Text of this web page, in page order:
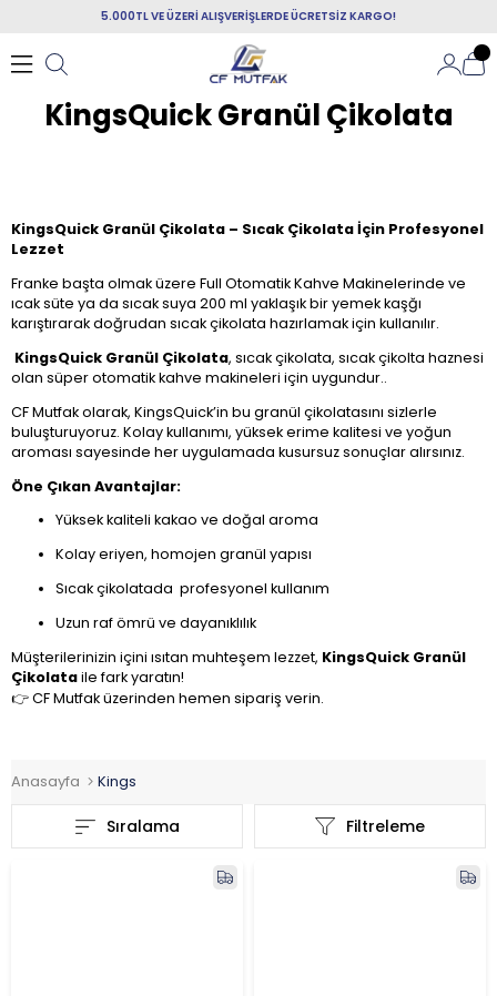
5.000TL VE ÜZERİ ALIŞVERİŞLERDE ÜCRETSİZ KARGO!
KingsQuick Granül Çikolata
KingsQuick Granül Çikolata – Sıcak Çikolata İçin Profesyonel
Lezzet
Franke başta olmak üzere Full Otomatik Kahve Makinelerinde ve
ıcak süte ya da sıcak suya 200 ml yaklaşık bir yemek kaşğı
karıştırarak doğrudan sıcak çikolata hazırlamak için kullanılır.
KingsQuick Granül Çikolata, sıcak çikolata, sıcak çikolta haznesi
olan süper otomatik kahve makineleri için uygundur..
CF Mutfak olarak, KingsQuick’in bu granül çikolatasını sizlerle
buluşturuyoruz. Kolay kullanımı, yüksek erime kalitesi ve yoğun
aroması sayesinde her uygulamada kusursuz sonuçlar alırsınız.
Öne Çıkan Avantajlar:
Yüksek kaliteli kakao ve doğal aroma
Kolay eriyen, homojen granül yapısı
Sıcak çikolatada profesyonel kullanım
Uzun raf ömrü ve dayanıklılık
Müşterilerinizin içini ısıtan muhteşem lezzet, KingsQuick Granül
Çikolataile fark yaratın!
👉 CF Mutfak üzerinden hemen sipariş verin.
Anasayfa Kings
Filtreleme
Sıralama